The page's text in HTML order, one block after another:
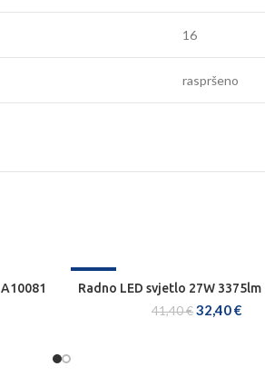
16
raspršeno
DODAJ U KOŠARICU
Radno LED svjetlo 27W 3375lm
41,40€32,40€